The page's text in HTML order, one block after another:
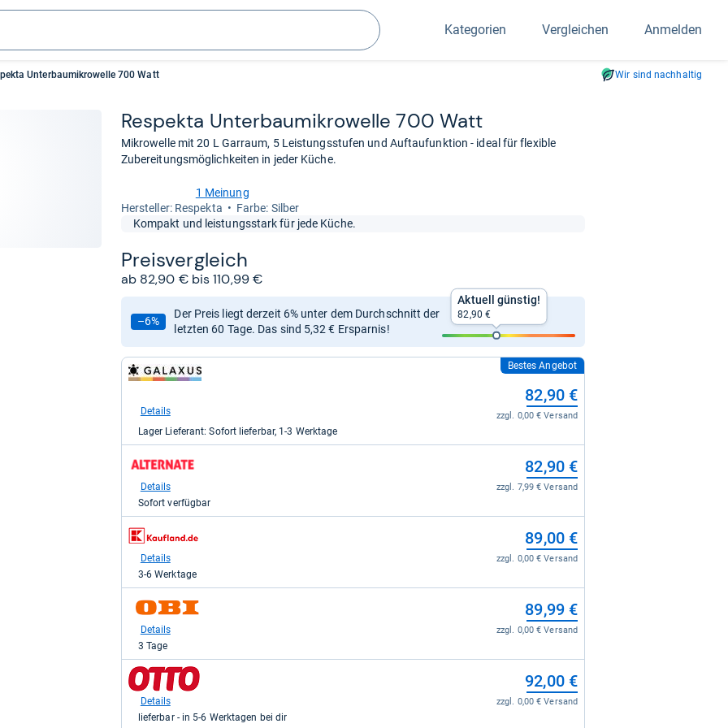
Suchen
Kategorien Vergleichen Anmelden
Unterbaumikrowelle 700 Watt Wir sind nachhaltig
Respekta Unter­bau­mi­kro­welle 700 Watt
Mikrowelle mit 20 L Garraum, 5 Leistungsstufen und Auftaufunktion - ideal für flexible
Zubereitungsmöglichkeiten in jeder Küche.
von
1 Meinung
Her­stel­ler: Respekta
Farbe: Silber
Kompakt und leistungsstark für jede Küche.
Preis­ver­gleich
ab 82,90 € bis 110,99 €
–6%
Der Preis liegt derzeit 6% unter dem Durchschnitt der
letzten 60 Tage. Das sind 5,32 € Ersparnis!
Aktuell günstig!
82,90 €
zum
Shop:
galaxus
82,90
kaufen.
Bestes Angebot
82,90 €
zzgl. 0,00 € Versand
Details
Lager Lieferant: Sofort lieferbar, 1-3 Werktage
zum
Shop:
für
kaufen.
82,90 €
zzgl. 7,99 € Versand
Details
Sofort verfügbar
zum
Shop:
für
kaufen.
89,00 €
zzgl. 0,00 € Versand
Details
3-6 Werktage
zum
Shop:
für
89,99
kaufen.
89,99 €
zzgl. 0,00 € Versand
Details
3 Tage
zum
Shop:
Otto.de
für
92,00 €
zzgl. 0,00 € Versand
Details
lieferbar - in 5-6 Werktagen bei dir